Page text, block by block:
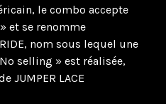
le combo accepte
et se renomme
nom sous lequel une
selling » est réalisée,
JUMPER LACE